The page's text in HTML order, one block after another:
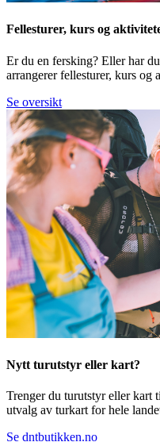
Fellesturer, kurs og
Er du en fersking? Eller har
arrangerer fellesturer, kurs og
Se oversikt
Nytt turutstyr eller kart?
Trenger du turutstyr eller kart
utvalg av turkart for hele
Se dntbutikken.no